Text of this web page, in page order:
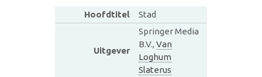
Hoofdtitel Stad
Uitgever
Springer Media
B.V., Van
Loghum
Slaterus